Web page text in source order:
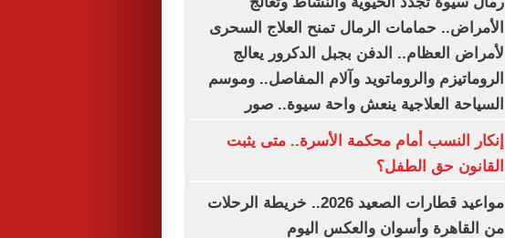
الأمراض.. حمامات الرمال تمنح العلاج السحرى
لأمراض العظام.. الدفن بجبل الدكرور يعالج
الروماتيزم والروماتويد وآلام المفاصل.. وموسم
السياحة العلاجية ينعش واحة سيوة.. صور
إنكار النسب أمام محكمة الأسرة.. متى يثبت
القانون حق الطفل؟
مواعيد قطارات الصعيد 2026.. خريطة الرحلات
من القاهرة وأسوان والعكس اليوم